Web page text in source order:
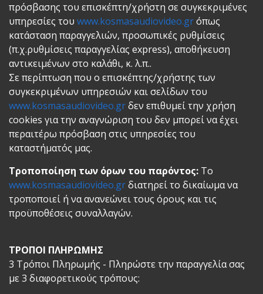
πρόσβασης του επισκέπτη/χρήστη σε συγκεκριμένες
υπηρεσίες του www.kosmasaudiovideo.grόπως
κατάσταση παραγγελιών, προσωπικές ρυθμίσεις
(π.χ.ρυθμίσεις παραγγελίας express), αποθήκευση
αντικειμένων στο καλάθι, κ. λ.π..
Σε περίπτωση που ο επισκέπτης/χρήστης των
συγκεκριμένων υπηρεσιών και σελίδων του
www.kosmasaudiovideo.grδεν επιθυμεί την χρήση
cookies για την αναγνώριση του δεν μπορεί να έχει
περαιτέρω πρόσβαση στις υπηρεσίες του
καταστήματός μας.
Τροποποίηση των όρων του παρόντος: Το
www.kosmasaudiovideo.grδιατηρεί το δικαίωμα να
τροποποιεί ή να ανανεώνει τoυς όρους και τις
προϋποθέσεις συναλλαγών.
ΤΡΟΠΟΙ ΠΛΗΡΩΜΗΣ
3 Τρόποι Πληρωμής - Πληρώστε την παραγγελία σας
με 3 διαφορετικούς τρόπους: